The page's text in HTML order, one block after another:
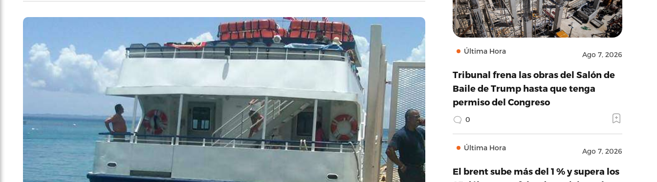
Última Hora Ago 7, 2026
Tribunal frena las obras del Salón de
Baile de Trump hasta que tenga
permiso del Congreso
0
Última Hora Ago 7, 2026
El brent sube más del 1 % y supera los